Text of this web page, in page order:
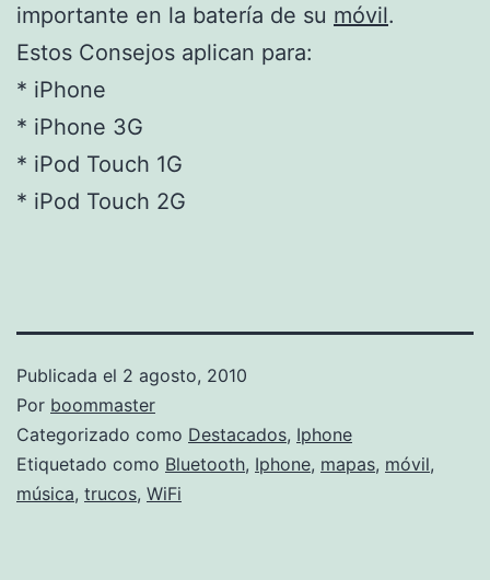
importante en la batería de su móvil.
Estos Consejos aplican para:
* iPhone
* iPhone 3G
* iPod Touch 1G
* iPod Touch 2G
Publicada el 2 agosto, 2010
Por boommaster
Categorizado como Destacados, Iphone
Etiquetado como Bluetooth, Iphone, mapas, móvil,
música, trucos, WiFi